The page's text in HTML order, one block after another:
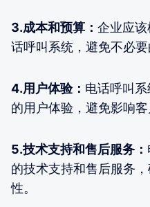
3.成本和预算： 企业应
话呼叫系统，避免不必要
4.用户体验： 电话呼叫
的用户体验，避免影响客
5.技术支持和售后服务：
的技术支持和售后服务
性。